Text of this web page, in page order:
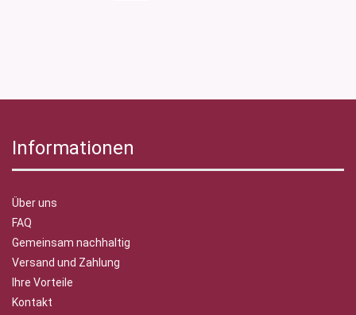
Informationen
Über uns
FAQ
Gemeinsam nachhaltig
Versand und Zahlung
Ihre Vorteile
Kontakt